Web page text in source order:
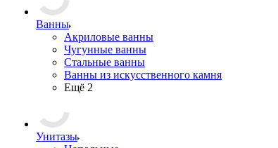
Ванны
Акриловые ванны
Чугунные ванны
Стальные ванны
Ванны из искусственного камня
Ещё 2
Унитазы